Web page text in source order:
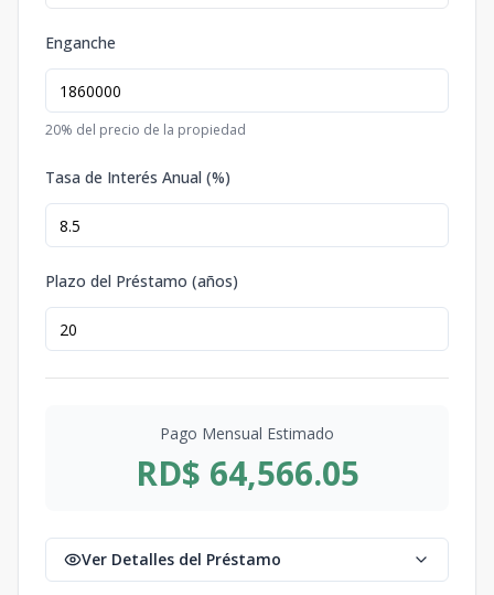
Enganche
20% del precio de la propiedad
Tasa de Interés Anual (%)
Plazo del Préstamo (años)
Pago Mensual Estimado
RD$ 64,566.05
Ver Detalles del Préstamo